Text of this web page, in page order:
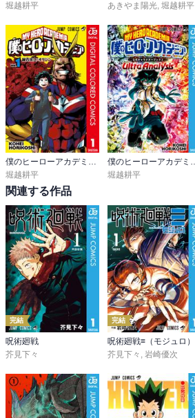
堀越耕平
あきやま陽光, 堀越耕平
堀越耕平
堀越耕平
関連する作品
完結
呪術廻戦
芥見下々
完結
呪術廻戦≡（モジュロ）
芥見下々 , 岩崎優次